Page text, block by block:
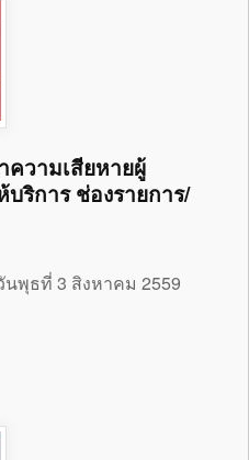
ความเสียหายผู้
ริการ ช่องรายการ/
นพุธที่ 3 สิงหาคม 2559